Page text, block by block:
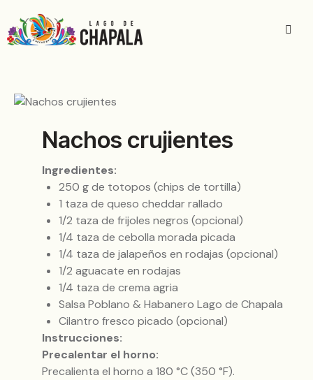
Nachos crujientes
Ingredientes:
250 g de totopos (chips de tortilla)
1 taza de queso cheddar rallado
1/2 taza de frijoles negros (opcional)
1/4 taza de cebolla morada picada
1/4 taza de jalapeños en rodajas (opcional)
1/2 aguacate en rodajas
1/4 taza de crema agria
Salsa Poblano & Habanero Lago de Chapala
Cilantro fresco picado (opcional)
Instrucciones:
Precalentar el horno:
Precalienta el horno a 180 °C (350 °F).